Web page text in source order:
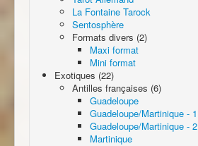
La Fontaine Tarock
Sentosphère
Formats divers (2)
Maxi format
Mini format
Exotiques (22)
Antilles françaises (6)
Guadeloupe
Guadeloupe/Martinique - 1
Guadeloupe/Martinique - 2
Martinique